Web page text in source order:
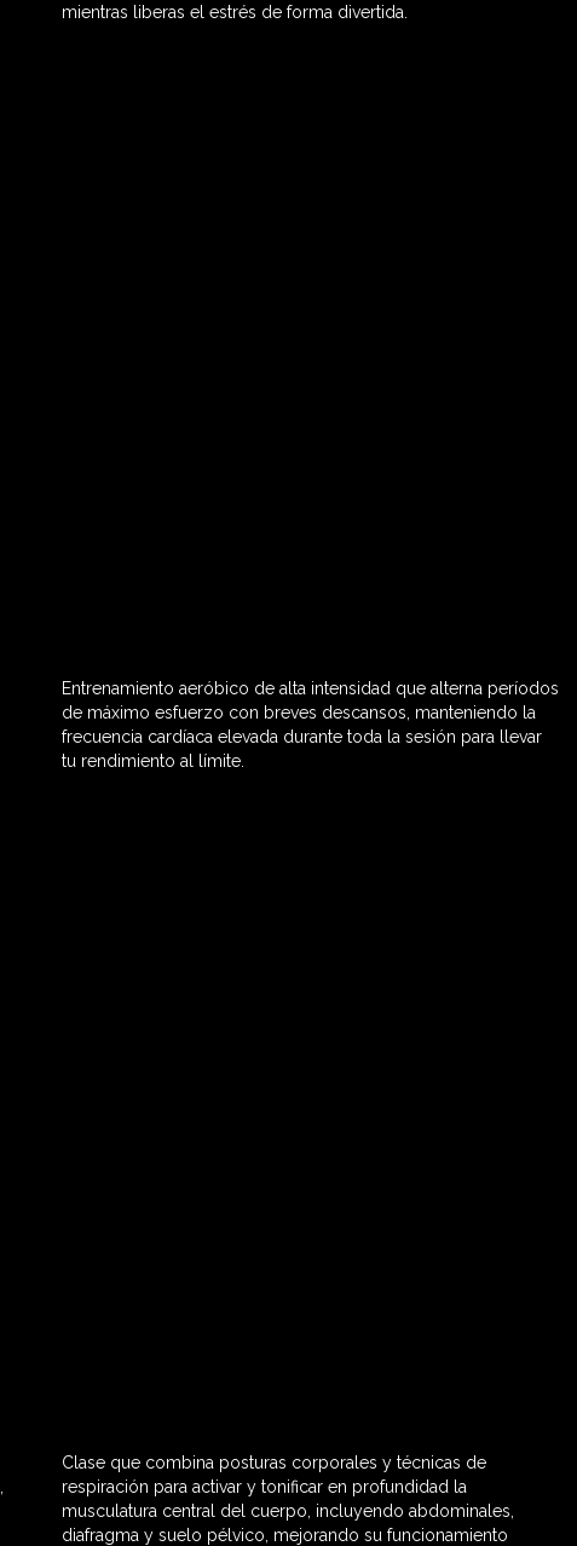
mientras liberas el estrés de forma divertida.
 60 MIN
Entrenamiento aeróbico de alta intensidad que alterna períodos
de máximo esfuerzo con breves descansos, manteniendo la
frecuencia cardíaca elevada durante toda la sesión para llevar
tu rendimiento al límite.
 60 MIN
Clase que combina posturas corporales y técnicas de
respiración para activar y tonificar en profundidad la
musculatura central del cuerpo, incluyendo abdominales,
diafragma y suelo pélvico, mejorando su funcionamiento